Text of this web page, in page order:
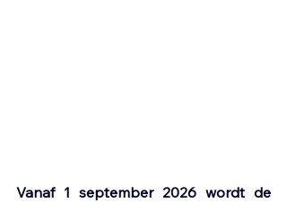
Vanaf 1 september 2026 wordt de